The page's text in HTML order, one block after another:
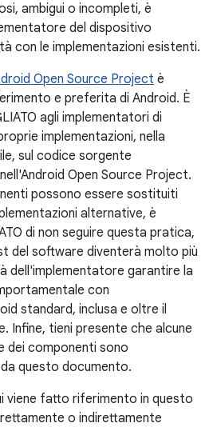
ambigui o incompleti, è
del dispositivo
con le implementazioni esistenti.
Open Source Project è
e preferita di Android. È
agli implementatori di
implementazioni, nella
sul codice sorgente
Open Source Project.
possono essere sostituiti
alternative, è
di non seguire questa pratica,
del software diventerà molto più
dell'implementatore garantire la
con
standard, inclusa e oltre il
Infine, tieni presente che alcune
dei componenti sono
questo documento.
viene fatto riferimento in questo
o indirettamente